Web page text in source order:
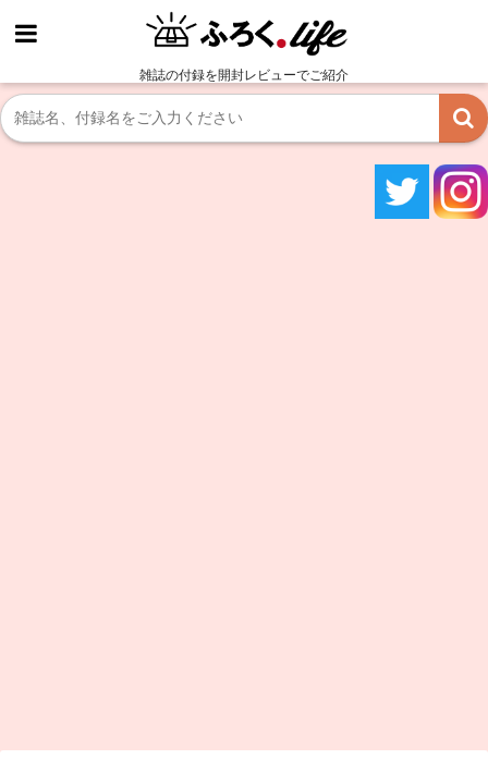
雑誌の付録を開封レビューでご紹介